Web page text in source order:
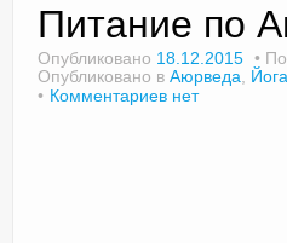
Питание по
Опубликовано 18.12.2015 По
Опубликовано в Аюрведа
Комментариев нет